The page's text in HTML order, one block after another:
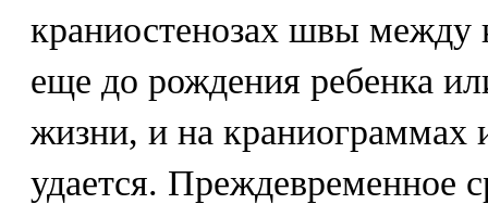
краниостенозах швы между
еще до рождения ребенка
жизни, и на краниограммах
удается. Преждевременное